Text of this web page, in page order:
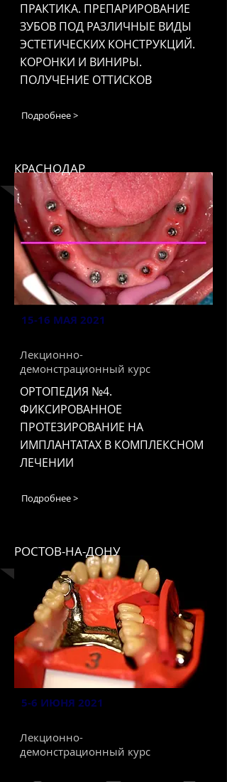
ПРАКТИКА. ПРЕПАРИРОВАНИЕ
ЗУБОВ ПОД РАЗЛИЧНЫЕ ВИДЫ
ЭСТЕТИЧЕСКИХ КОНСТРУКЦИЙ.
КОРОНКИ И ВИНИРЫ.
ПОЛУЧЕНИЕ ОТТИСКОВ
Подробнее >
ОРТОПЕДИЯ №4.
ФИКСИРОВАННОЕ
ПРОТЕЗИРОВАНИЕ НА
ИМПЛАНТАТАХ В КОМПЛЕКСНОМ
ЛЕЧЕНИИ
Подробнее >
Лекционно-
демонстрационный курс
КРАСНОДАР
15-16 МАЯ 2021
Лекционно-
демонстрационный курс
РОСТОВ-НА-ДОНУ
5-6 ИЮНЯ 2021